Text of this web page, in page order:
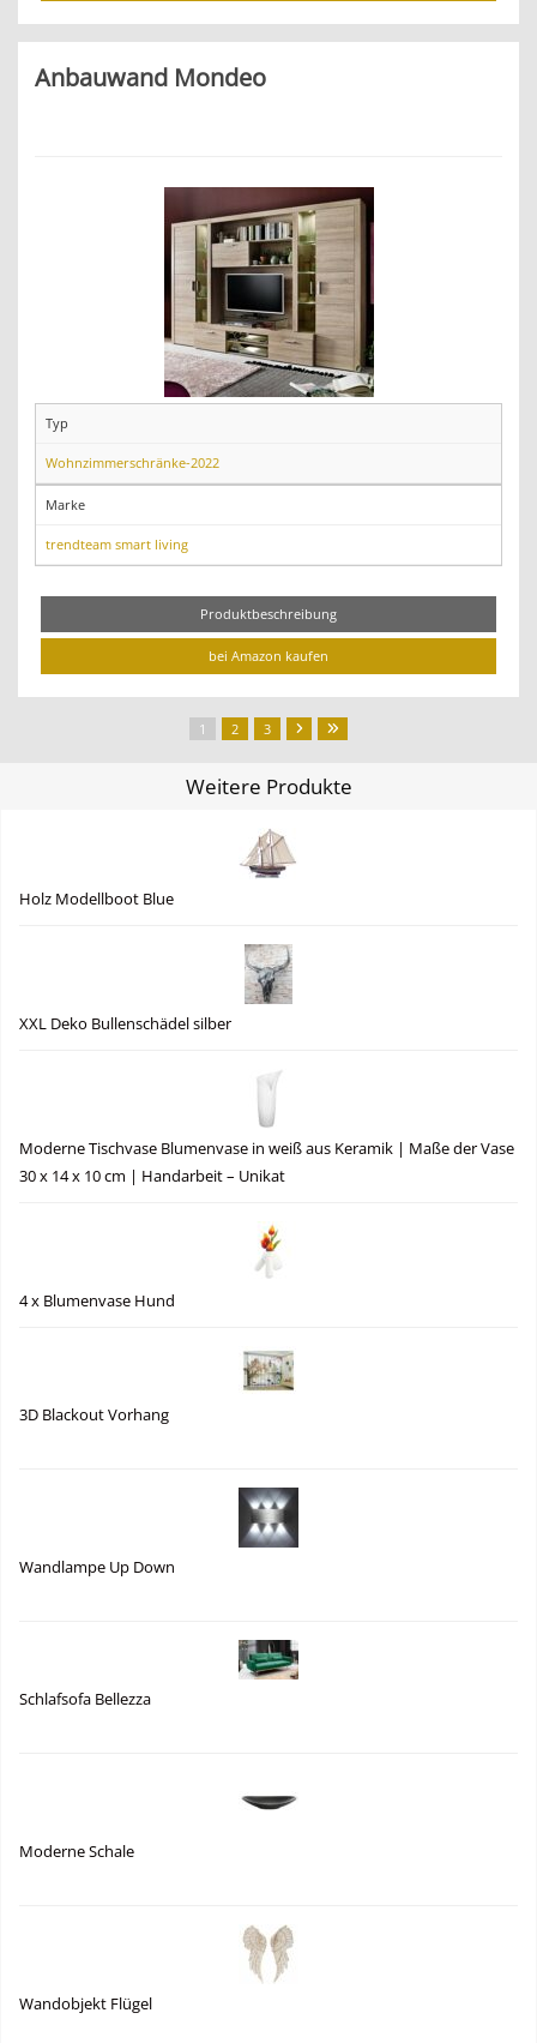
Anbauwand Mondeo
Typ
Wohnzimmerschränke-2022
Marke
trendteam smart living
Produktbeschreibung
bei Amazon kaufen
1 2 3
Weitere Produkte
Holz Modellboot Blue
XXL Deko Bullenschädel silber
Moderne Tischvase Blumenvase in weiß aus Keramik | Maße der Vase
30 x 14 x 10 cm | Handarbeit – Unikat
4 x Blumenvase Hund
3D Blackout Vorhang
Wandlampe Up Down
Schlafsofa Bellezza
Moderne Schale
Wandobjekt Flügel